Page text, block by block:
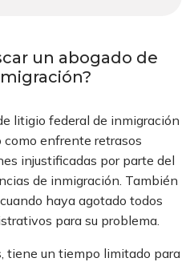
un abogado de
litigio federal de inmigración
enfrente retrasos
injustificadas por parte del
de inmigración. También
haya agotado todos
para su problema.
tiene un tiempo limitado para